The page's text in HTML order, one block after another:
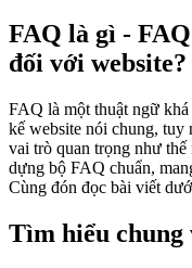
FAQ là gì -
đối với website?
FAQ là một thuật ngữ
kế website nói chung, tuy
vai trò quan trọng như
dựng bộ FAQ chuẩn,
Cùng đón đọc bài viết
Tìm hiểu chung